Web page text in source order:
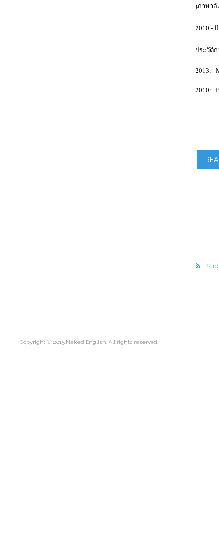
(ภาษาอั
2010 -
ประวัติ
2013:
2010:
Copyright © 2015 Naked English. All rights reserved.